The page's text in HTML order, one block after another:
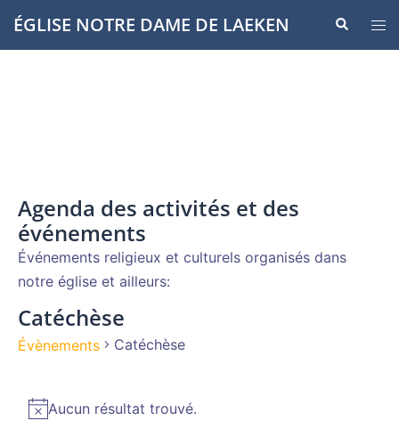
Aller
auÉGLISE NOTRE DAME DE LAEKEN
le
Agenda des activités et des
événements
Événements religieux et culturels organisés dans
notre église et ailleurs:
Catéchèse
Évènements Catéchèse
Notice
Aucun résultat trouvé.